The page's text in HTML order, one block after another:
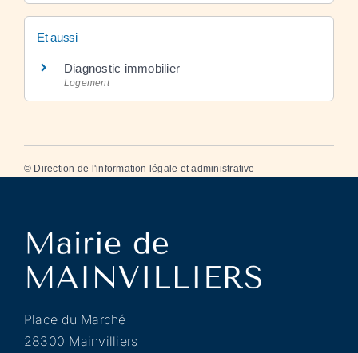
Et aussi
Diagnostic immobilier
Logement
© Direction de l'information légale et administrative
Place du Marché
28300 Mainvilliers